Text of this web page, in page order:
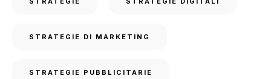
STRATEGIE DI MARKETING
STRATEGIE PUBBLICITARIE